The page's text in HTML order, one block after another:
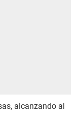
alcanzando al